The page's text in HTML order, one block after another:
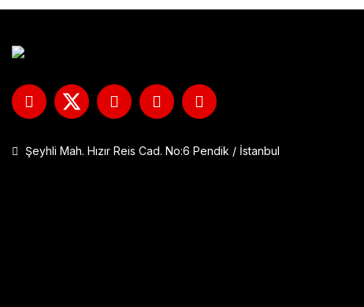
Şeyhli Mah. Hızır Reis Cad. No:6 Pendik / İstanbul